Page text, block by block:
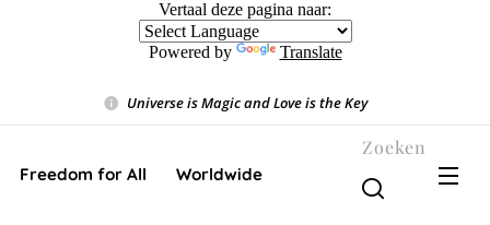
Vertaal deze pagina naar:
Powered by Translate
Universe is Magic and Love is the Key❤️
Freedom for All ❤️ Worldwide
Zoeken